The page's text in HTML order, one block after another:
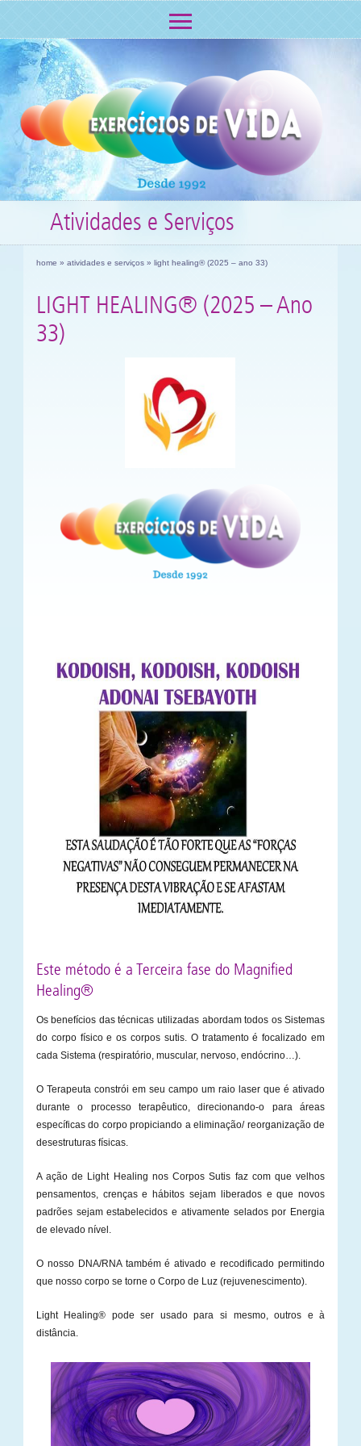
Atividades e Serviços
home » atividades e serviços» light healing® (2025 – ano 33)
LIGHT HEALING® (2025 – Ano
33)
Este método é a Terceira fase do Magnified
Healing®
Os benefícios das técnicas utilizadas abordam todos os Sistemas
do corpo físico e os corpos sutis. O tratamento é focalizado em
cada Sistema (respiratório, muscular, nervoso, endócrino…).
O Terapeuta constrói em seu campo um raio laser que é ativado
durante o processo terapêutico, direcionando-o para áreas
específicas do corpo propiciando a eliminação/ reorganização de
desestruturas físicas.
A ação de Light Healing nos Corpos Sutis faz com que velhos
pensamentos, crenças e hábitos sejam liberados e que novos
padrões sejam estabelecidos e ativamente selados por Energia
de elevado nível.
O nosso DNA/RNA também é ativado e recodificado permitindo
que nosso corpo se torne o Corpo de Luz (rejuvenescimento).
Light Healing® pode ser usado para si mesmo, outros e à
distância.